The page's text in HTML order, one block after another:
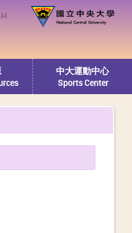
中大運動中心
Sports Center